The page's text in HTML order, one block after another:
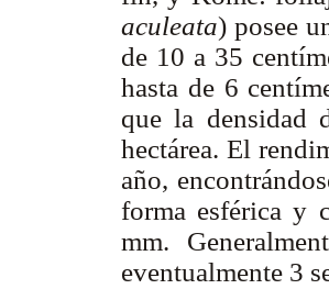
aculeata) posee
de 10 a 35
hasta de 6
que la densidad
hectárea. El
año,
forma esférica y
mm.
eventualmente 3